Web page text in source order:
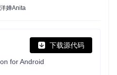
婵Anita
下载源代码
for Android